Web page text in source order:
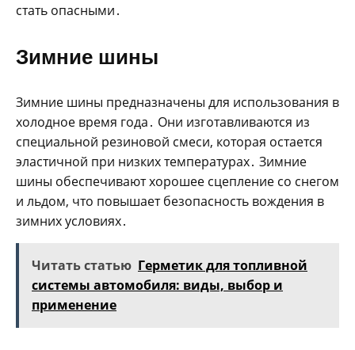
стать опасными․
Зимние шины
Зимние шины предназначены для использования в
холодное время года․ Они изготавливаются из
специальной резиновой смеси‚ которая остается
эластичной при низких температурах․ Зимние
шины обеспечивают хорошее сцепление со снегом
и льдом‚ что повышает безопасность вождения в
зимних условиях․
Читать статью Герметик для топливной
системы автомобиля: виды, выбор и
применение